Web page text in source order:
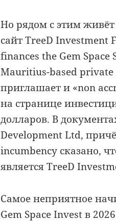
Но рядом с этим
сайт TreeD
finances the Gem
Mauritius-based
приглашает и «non
на странице
долларов. В
Development Ltd,
incumbency сказано,
является TreeD
Самое неприятное
Gem Space Invest в